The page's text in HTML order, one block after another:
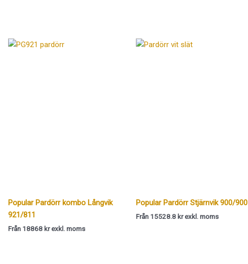
Popular Pardörr kombo Långvik
921/811
Från 18868 kr exkl. moms
Popular Pardörr Stjärnvik 900/900
Från 15528.8 kr exkl. moms